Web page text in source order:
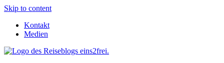
Skip to content
Kontakt
Medien